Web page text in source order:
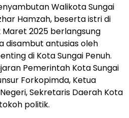
Walikota Sungai
Hamzah, beserta istri di
Maret 2025 berlangsung
disambut antusias oleh
di Kota Sungai Penuh.
Pemerintah Kota Sungai
Forkopimda, Ketua
Sekretaris Daerah Kota
politik.